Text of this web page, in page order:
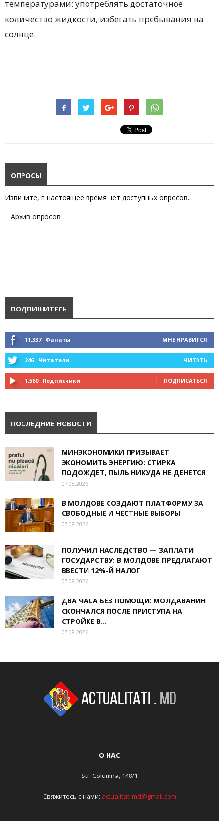
температурами: употреблять достаточное
количество жидкости, избегать пребывания на
солнце.
ОПРОСЫ
Извините, в настоящее время нет доступных опросов.
Архив опросов
ПОДПИШИТЕСЬ
11,337 Фанаты МНЕ НРАВИТСЯ
246 Читатели ЧИТАТЬ
1,560 Подписчики ПОДПИСАТЬСЯ
ПОСЛЕДНИЕ НОВОСТИ
МИНЭКОНОМИКИ ПРИЗЫВАЕТ
ЭКОНОМИТЬ ЭНЕРГИЮ: СТИРКА
ПОДОЖДЕТ, ПЫЛЬ НИКУДА НЕ ДЕНЕТСЯ
07.08.2026
В МОЛДОВЕ СОЗДАЮТ ПЛАТФОРМУ ЗА
СВОБОДНЫЕ И ЧЕСТНЫЕ ВЫБОРЫ
07.08.2026
ПОЛУЧИЛ НАСЛЕДСТВО — ЗАПЛАТИ
ГОСУДАРСТВУ: В МОЛДОВЕ ПРЕДЛАГАЮТ
ВВЕСТИ 12%-Й НАЛОГ
07.08.2026
ДВА ЧАСА БЕЗ ПОМОЩИ: МОЛДАВАНИН
СКОНЧАЛСЯ ПОСЛЕ ПРИСТУПА НА
СТРОЙКЕ В...
07.08.2026
О НАС
Str. Columna, 148/1
Свяжитесь с нами: actualitati.md@gmail.com